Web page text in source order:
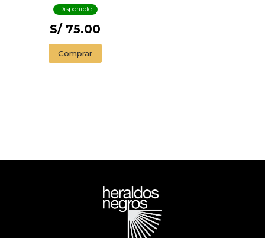
Disponible
S/ 75.00
Comprar